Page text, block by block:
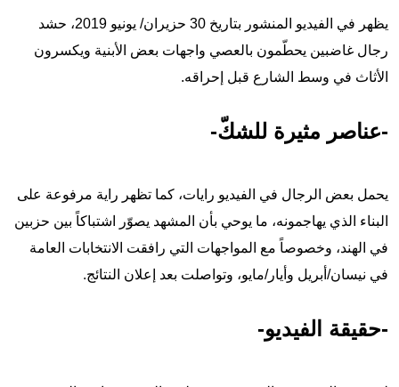
يظهر في الفيديو المنشور بتاريخ 30 حزيران/ يونيو 2019، حشد
رجال غاضبين يحطّمون بالعصي واجهات بعض الأبنية ويكسرون
الأثاث في وسط الشارع قبل إحراقه.
-عناصر مثيرة للشكّ-
يحمل بعض الرجال في الفيديو رايات، كما تظهر راية مرفوعة على
البناء الذي يهاجمونه، ما يوحي بأن المشهد يصوّر اشتباكاً بين حزبين
في الهند، وخصوصاً مع المواجهات التي رافقت الانتخابات العامة
في نيسان/أبريل وأيار/مايو، وتواصلت بعد إعلان النتائج.
-حقيقة الفيديو-